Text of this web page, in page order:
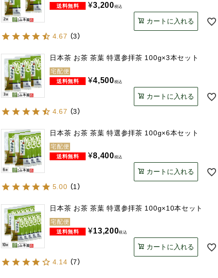
¥3,200税込
カートに入れる
4.67 （3）
日本茶 お茶 茶葉 特選参拝茶 100g×3本セット
宅配便
¥4,500税込
カートに入れる
4.67 （3）
日本茶 お茶 茶葉 特選参拝茶 100g×6本セット
宅配便
¥8,400税込
カートに入れる
5.00 （1 ）
日本茶 お茶 茶葉 特選参拝茶 100g×10本セット
宅配便
¥13,200税込
カートに入れる
4.14 （7）